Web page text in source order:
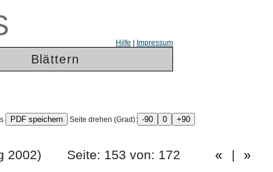
Hilfe Impressum
Blättern
Seite drehen (Grad):
2002) Seite: 153 von: 172 « | »